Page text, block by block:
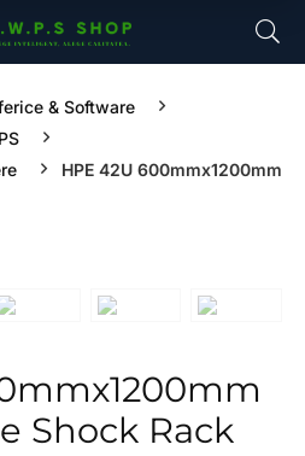
& Software
HPE 42U 600mmx1200mm
Shock Rack